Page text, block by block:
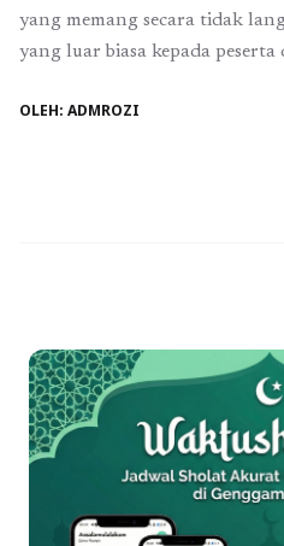
yang memang secara tidak
yang luar biasa kepada
konteks sekolah dan pesantren
OLEH: ADMROZI